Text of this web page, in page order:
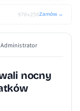
970×250Zamów →
Administrator
nocny